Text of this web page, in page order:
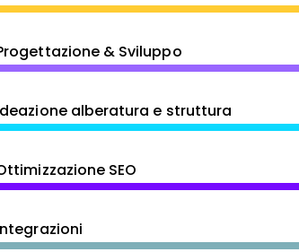
& Sviluppo
alberatura e struttura
SEO